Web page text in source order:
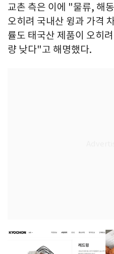
교촌 측은 이에 "물류, 해
오히려 국내산 윙과 가격
률도 태국산 제품이 오히
량 낮다"고 해명했다.